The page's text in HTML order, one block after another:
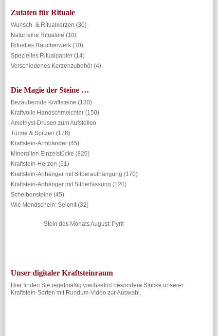
Zutaten für Rituale
Wunsch- & Ritualkerzen (30)
Naturreine Ritualöle (10)
Rituelles Räucherwerk(10)
Spezielles Ritualpapier(14)
Verschiedenes Kerzenzubehör(4)
Die Magie der Steine …
Bezaubernde Kraftsteine (130)
Kraftvolle Handschmeichler (150)
Amethyst-Drusen zum Aufstellen
Türme & Spitzen (178)
Kraftstein-Armbänder(45)
Mineralien Einzelstücke (820)
Kraftstein-Herzen (51)
Kraftstein-Anhänger mit Silberaufhängung (170)
Kraftstein-Anhänger mit Silberfassung (120)
Scheibensteine (45)
Wie Mondschein: Selenit(32)
Stein des Monats August: Pyrit
Unser digitaler Kraftsteinraum
Hier finden Sie regelmäßig wechselnd besondere Stücke unserer
Kraftstein-Sorten mit Rundum-Video zur Auswahl.